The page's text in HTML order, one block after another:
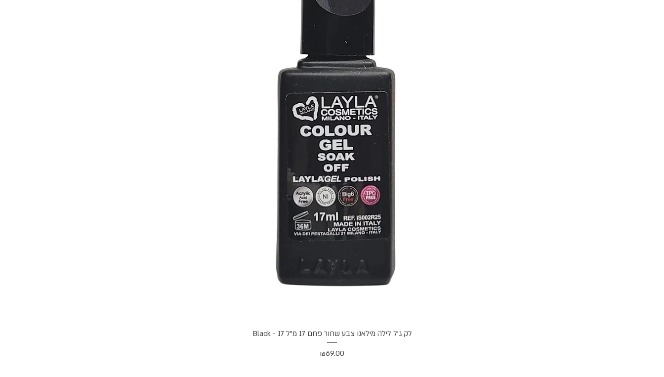
תצוגה מהירה
לק ג'ל לילה מילאנו צבע שחור פחם 17 מ"ל Black - 17
מחיר
₪69.00